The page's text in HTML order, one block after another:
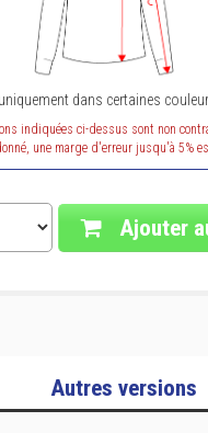
dans certaines
indiquées ci-dessus sont non
une marge d'erreur jusqu'à 5%
Ajouter
Autres versions